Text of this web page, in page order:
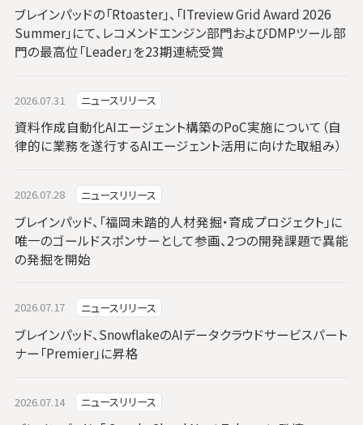
ブレインパッドの「Rtoaster」、「ITreview Grid Award 2026
Summer」にて、レコメンドエンジン部門およびDMPツール部
門の最高位「Leader」を23期連続受賞
2026.07.31 ニュースリリース
資料作成自動化AIエージェント構築のPoC実施について（自
律的に業務を遂行するAIエージェント活用に向けた取組み）
2026.07.28 ニュースリリース
ブレインパッド、「福岡未踏的人材発掘・育成プロジェクト」に
唯一のゴールドスポンサーとして参画、2つの開発課題で異能
の発掘を開始
2026.07.17 ニュースリリース
ブレインパッド、SnowflakeのAIデータクラウドサービスパート
ナー「Premier」に昇格
2026.07.14 ニュースリリース